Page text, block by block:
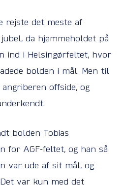
rejste det meste af
da hjemmeholdet på
ind i Helsingørfeltet, hvor
bolden i mål. Men til
offside, og
bolden Tobias
for AGF-feltet, og han så
var ude af sit mål, og
var kun med det